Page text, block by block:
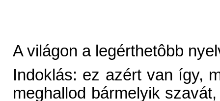
A világon a legérthetôbb
Indoklás: ez azért van így,
meghallod bármelyik